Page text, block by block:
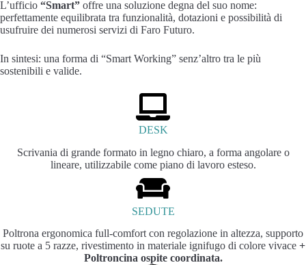
L’ufficio “Smart” offre una soluzione degna del suo nome:
perfettamente equilibrata tra funzionalità, dotazioni e possibilità di
usufruire dei numerosi servizi di Faro Futuro.
In sintesi: una forma di “Smart Working” senz’altro tra le più
sostenibili e valide.
DESK
Scrivania di grande formato in legno chiaro, a forma angolare o
lineare, utilizzabile come piano di lavoro esteso.
SEDUTE
Poltrona ergonomica full-comfort con regolazione in altezza, supporto
su ruote a 5 razze, rivestimento in materiale ignifugo di colore vivace +
Poltroncina ospite coordinata.